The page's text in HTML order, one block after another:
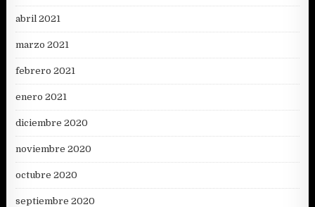
abril 2021
marzo 2021
febrero 2021
enero 2021
diciembre 2020
noviembre 2020
octubre 2020
septiembre 2020